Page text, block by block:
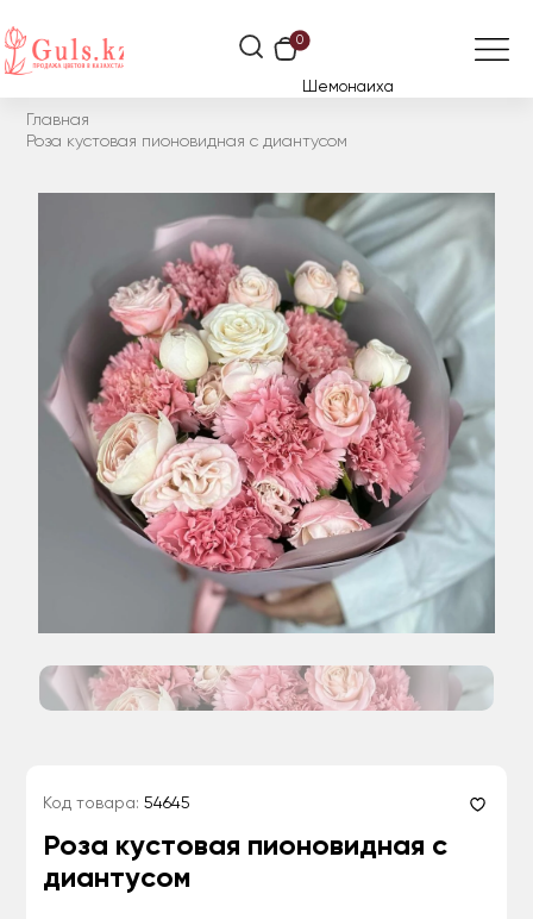
0
Шемонаиха
Главная
Роза кустовая пионовидная с диантусом
Код товара: 54645
Роза кустовая пионовидная с
диантусом